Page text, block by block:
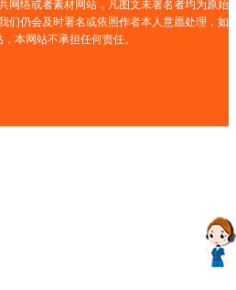
网络或者素材网站，凡图文未署名者均为原始
们仍会及时署名或依照作者本人意愿处理，如
本网站不承担任何责任。